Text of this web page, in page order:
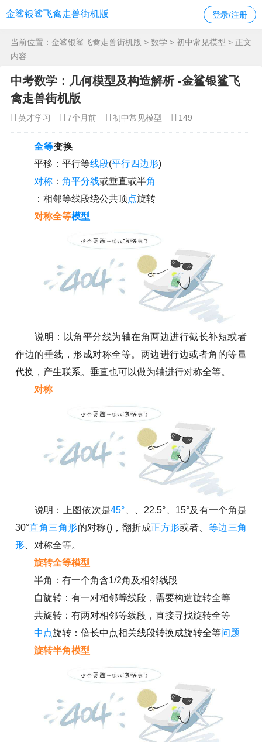
金鲨银鲨飞禽走兽街机版 登录/注册
当前位置： 金鲨银鲨飞禽走兽街机版 > 数学 > 初中常见模型 > 正文
内容
中考数学：几何模型及构造解析 -金鲨银鲨飞
禽走兽街机版
英才学习 7个月前 初中常见模型 149
全等变换
平移：平行等线段(平行四边形)
对称 ： 角平分线或垂直或半角
：相邻等线段绕公共顶点旋转
对称全等模型
说明：以角平分线为轴在角两边进行截长补短或者
作边的垂线，形成对称全等。两边进行边或者角的等量
代换，产生联系。垂直也可以做为轴进行对称全等。
对称
说明：上图依次是45° 、、22.5°、15°及有一个角是
30°直角三角形的对称()，翻折成正方形或者、 等边三角
形 、对称全等。
旋转全等模型
半角：有一个角含1/2角及相邻线段
自旋转：有一对相邻等线段，需要构造旋转全等
共旋转：有两对相邻等线段，直接寻找旋转全等
中点旋转：倍长中点相关线段转换成旋转全等问题
旋转半角模型